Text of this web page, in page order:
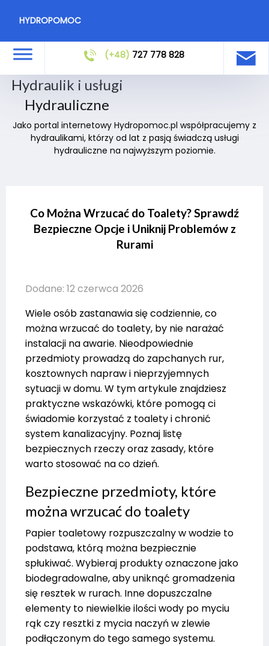
HYDROPOMOC
(+48) 727 778 828
Hydraulik i usługi
Hydrauliczne
Jako portal internetowy Hydropomoc.pl współpracujemy z
hydraulikami, którzy od lat z pasją świadczą usługi
hydrauliczne na najwyższym poziomie.
Co Można Wrzucać do Toalety? Sprawdź
Bezpieczne Opcje i Uniknij Problemów z
Rurami
Dodane: 12 czerwca 2026
Wiele osób zastanawia się codziennie, co
można wrzucać do toalety, by nie narażać
instalacji na awarie. Nieodpowiednie
przedmioty prowadzą do zapchanych rur,
kosztownych napraw i nieprzyjemnych
sytuacji w domu. W tym artykule znajdziesz
praktyczne wskazówki, które pomogą ci
świadomie korzystać z toalety i chronić
system kanalizacyjny. Poznaj listę
bezpiecznych rzeczy oraz zasady, które
warto stosować na co dzień.
Bezpieczne przedmioty, które
można wrzucać do toalety
Papier toaletowy rozpuszczalny w wodzie to
podstawa, którą można bezpiecznie
spłukiwać. Wybieraj produkty oznaczone jako
biodegradowalne, aby uniknąć gromadzenia
się resztek w rurach. Inne dopuszczalne
elementy to niewielkie ilości wody po myciu
rąk czy resztki z mycia naczyń w zlewie
podłączonym do tego samego systemu.